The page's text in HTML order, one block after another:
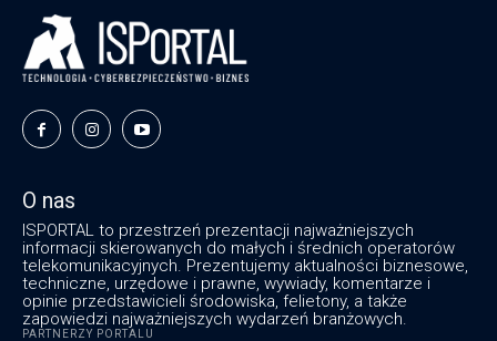
O nas
ISPORTAL to przestrzeń prezentacji najważniejszych
informacji skierowanych do małych i średnich operatorów
telekomunikacyjnych. Prezentujemy aktualności biznesowe,
techniczne, urzędowe i prawne, wywiady, komentarze i
opinie przedstawicieli środowiska, felietony, a także
zapowiedzi najważniejszych wydarzeń branżowych.
PARTNERZY PORTALU